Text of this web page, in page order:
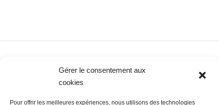
Gérer le consentement aux
cookies
Pour offrir les meilleures expériences, nous utilisons des technologies